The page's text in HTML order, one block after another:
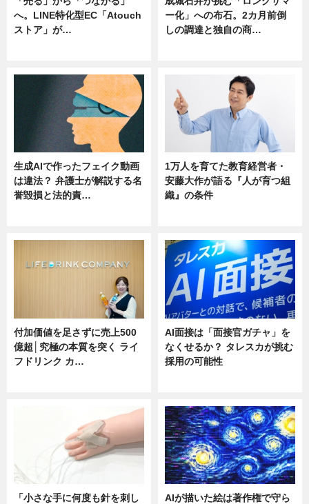
へ。LINE特化型EC「Atouch
ストア」が…
ー化」への布石。2カ月前倒
しの調達と独自の商…
生成AIで作ったフェイク動画
は違法？ 弁護士が解説する名
誉毀損と法的責…
1万人を育てた教育経営者・
安藤大作が語る『人が育つ組
織』の条件
付加価値を足さずに売上500
億超│究極の本質を突く ライ
フドリンク カ…
AI面接は「面接官ガチャ」を
なくせるか？ タレスカが挑む
採用の可能性
「小さな手に何度も針を刺し
AIが描いた絵は著作権で守ら